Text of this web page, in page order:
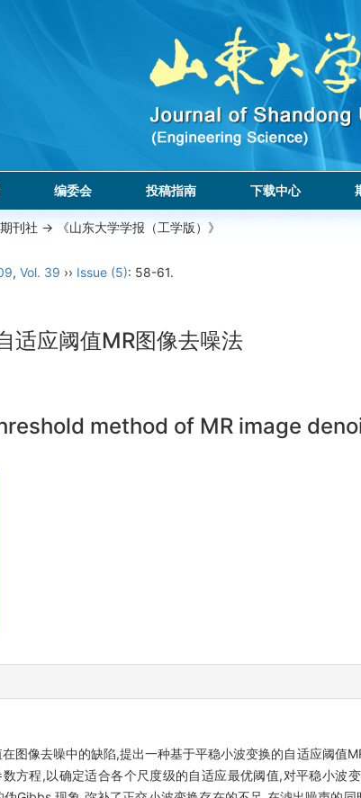
编委会 投稿指南 下载中心
刊社 -> 《山东大学学报（工学版）》
, Vol. 39 ›› Issue (5): 58-61.
适应阈值MR图像去噪法
method of MR image
图像去噪中的缺陷,提出一种基于平稳小波变换的自适应阈
方程,以确定适合各个尺度级的自适应最优阈值,对平稳小波